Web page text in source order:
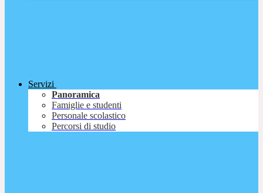
Servizi
Panoramica
Famiglie e studenti
Personale scolastico
Percorsi di studio